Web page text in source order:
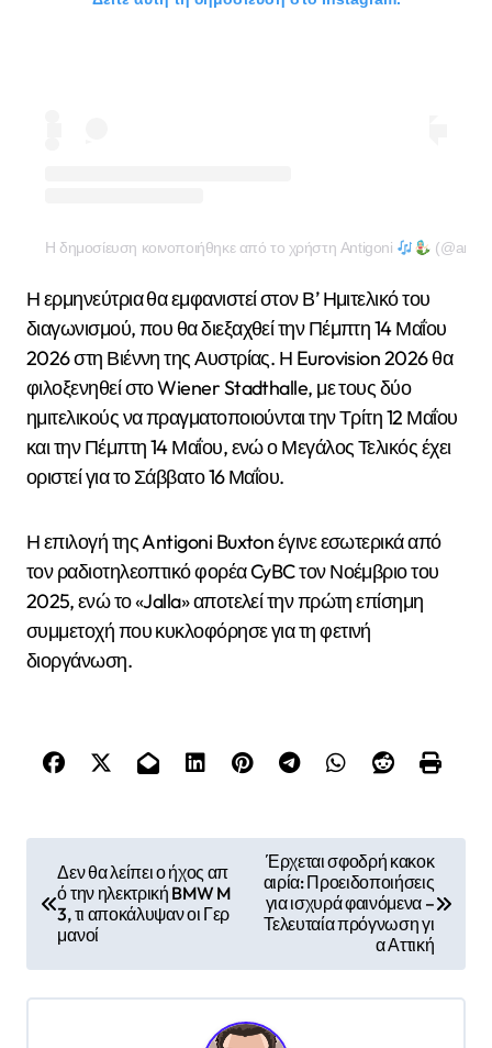
Η δημοσίευση κοινοποιήθηκε από το χρήστη Antigoni
Η ερμηνεύτρια θα εμφανιστεί στον Β’ Ημιτελικό του
διαγωνισμού, που θα διεξαχθεί την Πέμπτη 14 Μαΐου
2026 στη Βιέννη της Αυστρίας. Η Eurovision 2026 θα
φιλοξενηθεί στο Wiener Stadthalle, με τους δύο
ημιτελικούς να πραγματοποιούνται την Τρίτη 12 Μαΐου
και την Πέμπτη 14 Μαΐου, ενώ ο Μεγάλος Τελικός έχει
οριστεί για το Σάββατο 16 Μαΐου.
Η επιλογή της Antigoni Buxton έγινε εσωτερικά από
τον ραδιοτηλεοπτικό φορέα CyBC τον Νοέμβριο του
2025, ενώ το «Jalla» αποτελεί την πρώτη επίσημη
συμμετοχή που κυκλοφόρησε για τη φετινή
διοργάνωση.
ή
γ
Δεν θα λείπει ο ήχος απ
ό την ηλεκτρική BMW M
3, τι αποκάλυψαν οι Γερ
μανοί
Έρχεται σφοδρή κακοκ
αιρία: Προειδοποιήσεις
για ισχυρά φαινόμενα –
Τελευταία πρόγνωση γι
α Αττική